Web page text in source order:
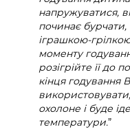
напружуватися,
починає
іграшкою-
моменту
розігрійте її до
кінця годування
охолоне і буде
температури.”